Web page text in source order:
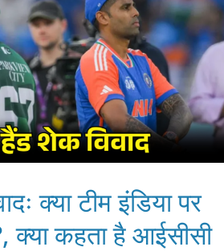
क्या टीम इंडिया पर
क्या कहता है आईसीसी